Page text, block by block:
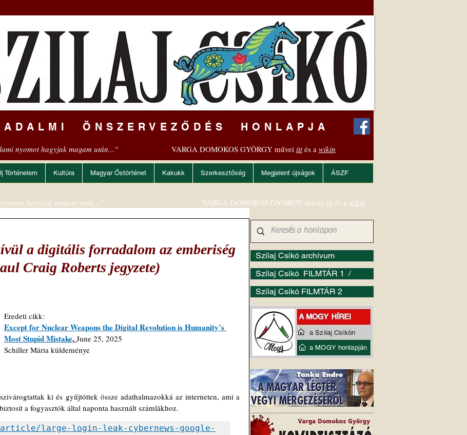
ÖNSZERVEZŐDÉS HONLAPJA
nyomot hagyjak magam után..." VARGA DOMOKOS GYÖRGY művei ittés a wikin
Történelem Kultúra Magyar Őstörténet Kakukk Szerkesztőség Megjelent újságok ÁSZF
a digitális forradalom az emberiség
Craig Roberts jegyzete)
Eredeti cikk:
Except for Nuclear Weapons the Digital Revolution is Humanity’s
Most Stupid Mistake, June 25, 2025
Schiller Mária küldeménye
ki és gyűjtöttek össze adathalmazokká az interneten, ami a
a fogyasztók által naponta használt számlákhoz.
large-login-leak-cybernews-google-
Szilaj Csikó archívum
Szilaj Csikó FILMTÁR 1 /
Szilaj Csikó FILMTÁR 2
hagyjak magam után..." VARGA DOMOKOS GYÖRGY művei itt és a wikin
a Szilaj Csikón
a MOGY honlapján